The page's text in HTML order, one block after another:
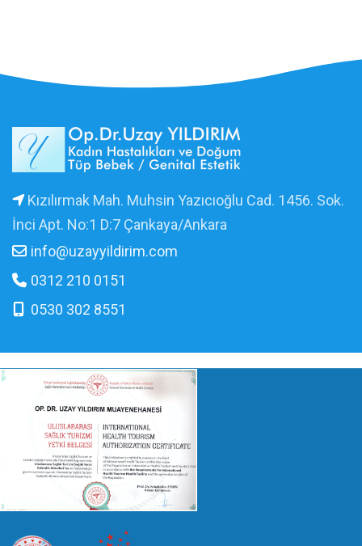
Kızılırmak Mah. Muhsin Yazıcıoğlu Cad. 1456. Sok.
İnci Apt. No:1 D:7 Çankaya/Ankara
info@uzayyildirim.com
0312 210 0151
0530 302 8551